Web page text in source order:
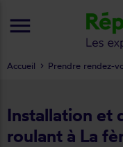
Installation et
roulant à La
Accueil Prendre rendez-
menu